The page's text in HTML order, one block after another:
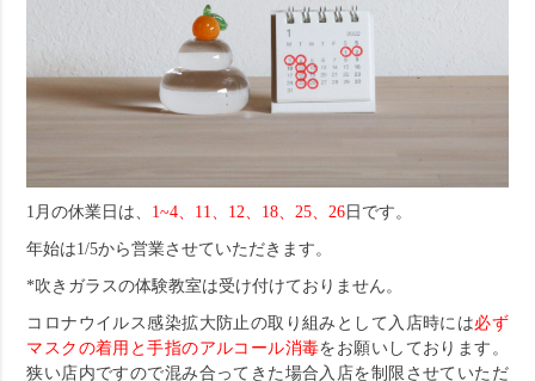
1月の休業日は、 1~4、11、12、18、25、26 日です。
年始は1/5から営業させていただきます。
*吹きガラスの体験教室は受け付けておりません。
コロナウイルス感染拡大防止の取り組みとして入店時には必ず
マスクの着用と手指のアルコール消毒をお願いしております。
狭い店内ですので混み合ってきた場合入店を制限させていただ